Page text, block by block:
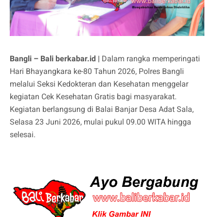
Bangli – Bali berkabar.id | Dalam rangka memperingati
Hari Bhayangkara ke-80 Tahun 2026, Polres Bangli
melalui Seksi Kedokteran dan Kesehatan menggelar
kegiatan Cek Kesehatan Gratis bagi masyarakat.
Kegiatan berlangsung di Balai Banjar Desa Adat Sala,
Selasa 23 Juni 2026, mulai pukul 09.00 WITA hingga
selesai.